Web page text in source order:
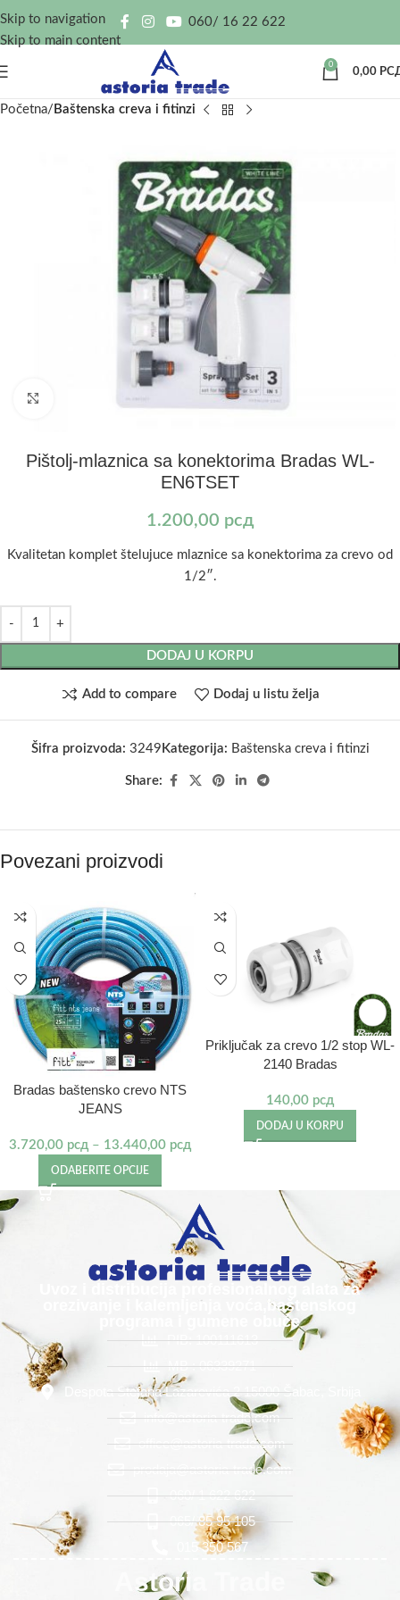
Skip to navigation
Skip to main content
060/ 16 22 622
0
0,00
Početna Baštenska creva i fitinzi
Kliknite za uvećanje
Pištolj-mlaznica sa konektorima Bradas WL-
EN6TSET
1.200,00 рсд
Kvalitetan komplet štelujuce mlaznice sa konektorima za crevo od
1/2″.
DODAJ U KORPU
Add to compare Dodaj u listu želja
Šifra proizvoda: 3249 Kategorija: Baštenska creva i fitinzi
Share:
Povezani proizvodi
Bradas baštensko crevo NTS
JEANS
3.720,00 рсд – 13.440,00 рсд
ODABERITE OPCIJE
Priključak za crevo 1/2 stop WL-
2140 Bradas
140,00 рсд
DODAJ U KORPU
Uvoz i distribucija profesionalnog alata za
orezivanje i kalemljenja voća,baštenskog
programa i gumene obuće
PIB: 100111613
MB : 06339271
Despota Stefana Lazarevića 2 15000 Šabac, Srbija
info@astoria-trade.com
office@astoria-trade.com
prodaja@astoria-trade.com
060/ 1 622 622
065/ 85 95 105
015 350 567
Astoria Trade